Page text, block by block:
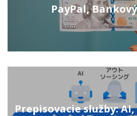
PayPal,
Prepisovacie služby: